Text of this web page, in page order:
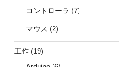
コントローラ (7)
マウス (2)
工作 (19)